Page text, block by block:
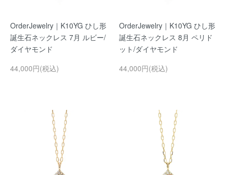
OrderJewelry｜K10YG ひし形
誕生石ネックレス 7月 ルビー/
ダイヤモンド
44,000円(税込)
OrderJewelry｜K10YG ひし形
誕生石ネックレス 8月 ペリド
ット/ダイヤモンド
44,000円(税込)